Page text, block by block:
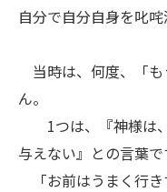
自分で自分自身を叱咤
当時は、何度、「
ん。
1つは、『神様は、
与えない』との言葉で
「お前はうまく行き